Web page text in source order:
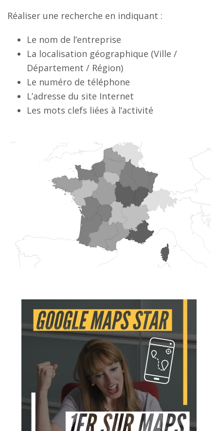
Réaliser une recherche en indiquant :
Le nom de l’entreprise
La localisation géographique (Ville /
Département / Région)
Le numéro de téléphone
L’adresse du site Internet
Les mots clefs liées à l’activité